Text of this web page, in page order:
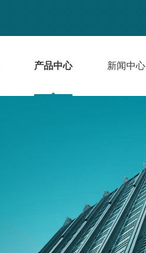
产品中心 新闻中心